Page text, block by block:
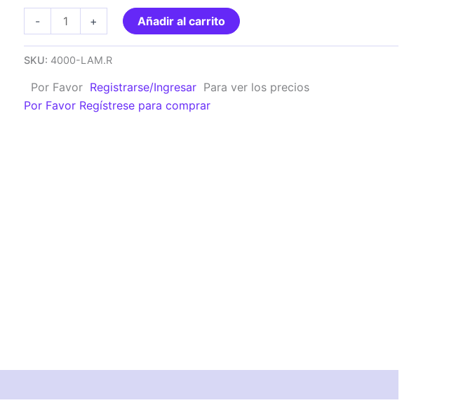
-
LAM.R
cantidad
+ Añadir al carrito
SKU: 4000-LAM.R
Por Favor Registrarse/Ingresar Para ver los precios
Por Favor Regístrese para comprar